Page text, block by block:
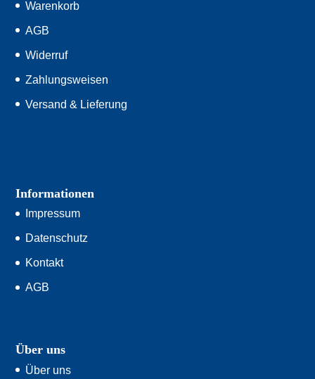
Warenkorb
AGB
Widerruf
Zahlungsweisen
Versand & Lieferung
Informationen
Impressum
Datenschutz
Kontakt
AGB
Über uns
Über uns